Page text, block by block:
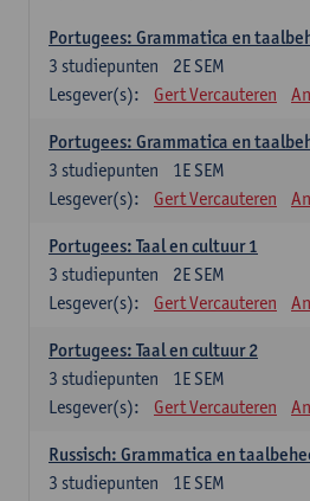
Portugees: Grammatica en
2E SEM
3 studiepunten
Lesgever(s):
Gert Vercauteren
Portugees: Grammatica en
1E SEM
3 studiepunten
Lesgever(s):
Gert Vercauteren
Portugees: Taal en cultuur 1
2E SEM
3 studiepunten
Lesgever(s):
Gert Vercauteren
Portugees: Taal en cultuur 2
1E SEM
3 studiepunten
Lesgever(s):
Gert Vercauteren
Russisch: Grammatica en
1E SEM
3 studiepunten